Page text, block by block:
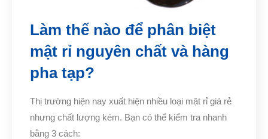
Làm thế nào để phân biệt
mật rỉ nguyên chất và hàng
pha tạp?
Thị trường hiện nay xuất hiện nhiều loại mật rỉ giá rẻ
nhưng chất lượng kém. Bạn có thể kiểm tra nhanh
bằng 3 cách: